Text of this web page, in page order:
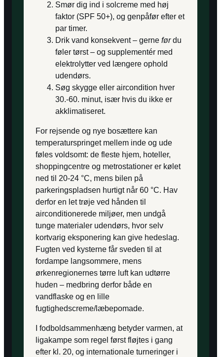
Smør dig ind i solcreme med høj
faktor (SPF 50+), og genpåfør efter et
par timer.
Drik vand konsekvent – gerne førdu
føler tørst – og supplementér med
elektrolytter ved længere ophold
udendørs.
Søg skygge eller aircondition hver
30.-60. minut, især hvis du ikke er
akklimatiseret.
For rejsende og nye bosættere kan
temperaturspringet mellem inde og ude
føles voldsomt: de fleste hjem, hoteller,
shoppingcentre og metrostationer er kølet
ned til 20-24 °C, mens bilen på
parkeringspladsen hurtigt når 60 °C. Hav
derfor en let trøje ved hånden til
airconditionerede miljøer, men undgå
tunge materialer udendørs, hvor selv
kortvarig eksponering kan give hedeslag.
Fugten ved kysterne får sveden til at
fordampe langsommere, mens
ørkenregionernes tørre luft kan udtørre
huden – medbring derfor både en
vandflaske og en lille
fugtighedscreme/læbepomade.
I fodboldsammenhæng betyder varmen, at
ligakampe som regel først fløjtes i gang
efter kl. 20, og internationale turneringer i